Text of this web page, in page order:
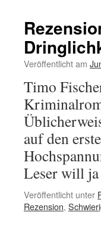
Veröffentlicht am
Timo
auf den
Leser will
Veröffentlicht unter
Rezension,